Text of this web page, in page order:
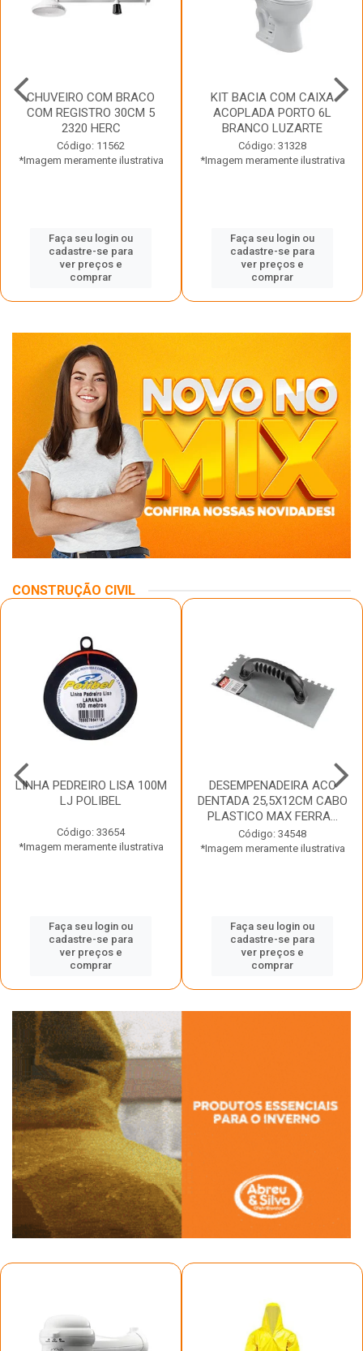
CHUVEIRO COM BRACO
COM REGISTRO 30CM 5
2320 HERC
Código: 11562
*Imagem meramente ilustrativa
Faça seu login ou
cadastre-se para
ver preços e
comprar
KIT BACIA COM CAIXA
ACOPLADA PORTO 6L
BRANCO LUZARTE
Código: 31328
*Imagem meramente ilustrativa
Faça seu login ou
cadastre-se para
ver preços e
comprar
CONSTRUÇÃO CIVIL
LINHA PEDREIRO LISA 100M
LJ POLIBEL
Código: 33654
*Imagem meramente ilustrativa
Faça seu login ou
cadastre-se para
ver preços e
comprar
DESEMPENADEIRA ACO
DENTADA 25,5X12CM CABO
PLASTICO MAX FERRA...
Código: 34548
*Imagem meramente ilustrativa
Faça seu login ou
cadastre-se para
ver preços e
comprar